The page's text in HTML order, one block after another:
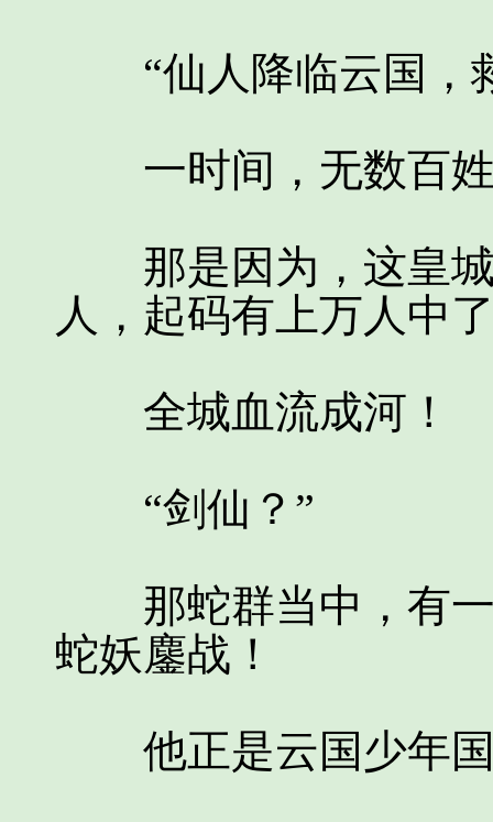
“仙人降临云国，
一时间，无数百姓
那是因为，这皇城
人，起码有上万人中
全城血流成河！
“剑仙？”
那蛇群当中，有一
蛇妖鏖战！
他正是云国少年国